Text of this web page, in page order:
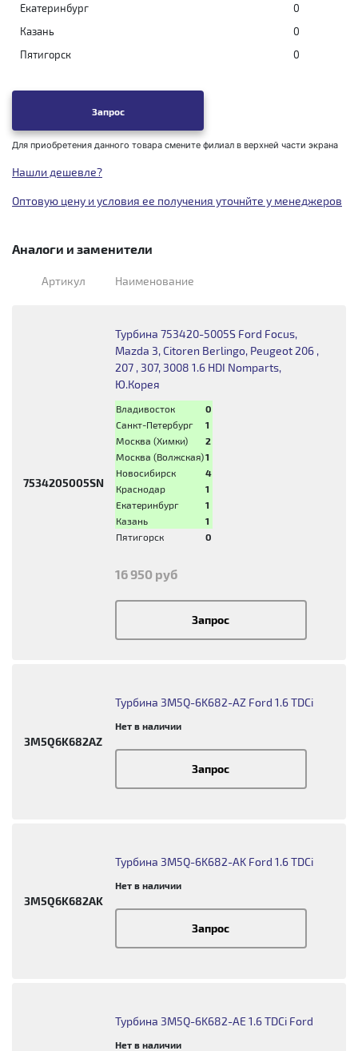
Екатеринбург
0
Казань
0
Пятигорск
0
Запрос
Для приобретения данного товара смените филиал в верхней части экрана
Нашли дешевле?
Оптовую цену и условия ее получения уточнйте у менеджеров
Аналоги и заменители
Артикул Наименование
7534205005SN
Турбина 753420-5005S Ford Focus,
Mazda 3, Citoren Berlingo, Peugeot 206 ,
207 , 307, 3008 1.6 HDI Nomparts,
Ю.Корея
Владивосток
0
Санкт-Петербург
1
Москва (Химки)
2
Москва (Волжская)1
Новосибирск
4
Краснодар
1
Екатеринбург
1
Казань
1
Пятигорск
0
16 950 руб
Запрос
3M5Q6K682AZ
Турбина 3M5Q-6K682-AZ Ford 1.6 TDCi
Нет в наличии
Запрос
3M5Q6K682AK
Турбина 3M5Q-6K682-AK Ford 1.6 TDCi
Нет в наличии
Запрос
Турбина 3M5Q-6K682-AE 1.6 TDCi Ford
Нет в наличии